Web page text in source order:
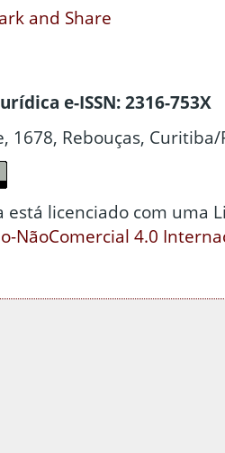
e-ISSN: 2316-753X
1678, Rebouças, Curitiba/
está licenciado com uma
NãoComercial 4.0